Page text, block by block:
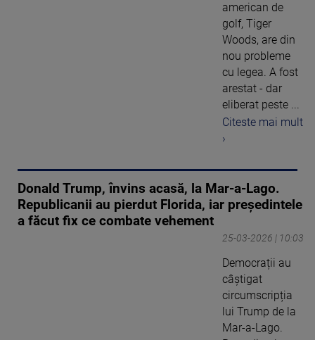
american de
golf, Tiger
Woods, are din
nou probleme
cu legea. A fost
arestat - dar
eliberat peste ...
Citeste mai mult
›
Donald Trump, învins acasă, la Mar-a-Lago.
Republicanii au pierdut Florida, iar președintele
a făcut fix ce combate vehement
25-03-2026 | 10:03
Democrații au
câștigat
circumscripția
lui Trump de la
Mar-a-Lago.